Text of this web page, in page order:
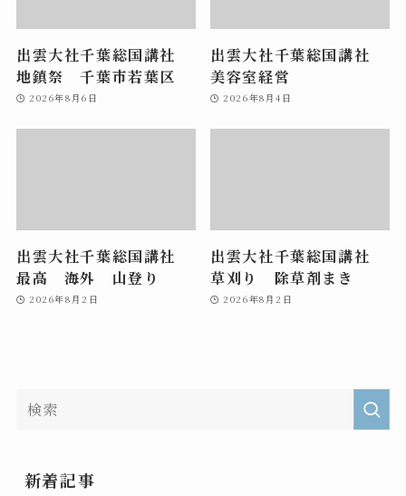
出雲大社千葉総国講社
地鎮祭 千葉市若葉区
2026年8月6日
出雲大社千葉総国講社
美容室経営
2026年8月4日
出雲大社千葉総国講社
最高 海外 山登り
2026年8月2日
出雲大社千葉総国講社
草刈り 除草剤まき
2026年8月2日
新着記事